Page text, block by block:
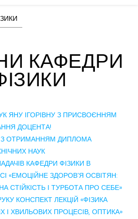
КАФЕДРИ
ЯНУ ІГОРІВНУ З ПРИСВОЄННЯМ
ДОЦЕНТА!
З ОТРИМАННЯМ ДИПЛОМА
НАУК
КАФЕДРИ ФІЗИКИ В
«ЕМОЦІЙНЕ ЗДОРОВ’Я ОСВІТЯН:
СТІЙКІСТЬ І ТУРБОТА ПРО СЕБЕ»
КОНСПЕКТ ЛЕКЦІЙ «ФІЗИКА
І ХВИЛЬОВИХ ПРОЦЕСІВ, ОПТИКА»